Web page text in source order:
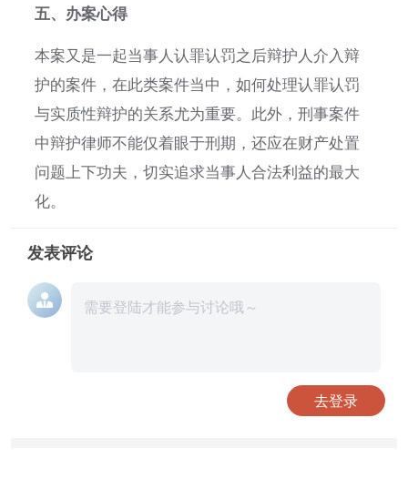
五、办案心得
本案又是一起当事人认罪认罚之后辩护人介入辩
护的案件，在此类案件当中，如何处理认罪认罚
与实质性辩护的关系尤为重要。此外，刑事案件
中辩护律师不能仅着眼于刑期，还应在财产处置
问题上下功夫，切实追求当事人合法利益的最大
化。
发表评论
去登录